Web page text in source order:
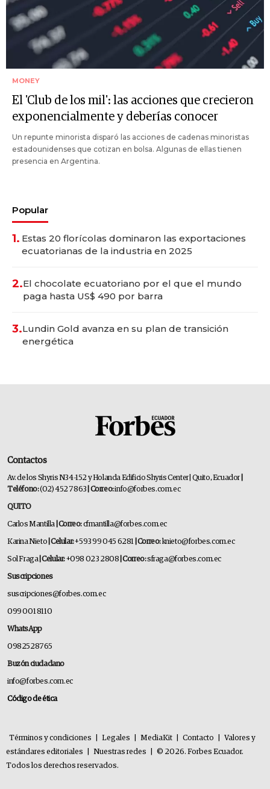
MONEY
El 'Club de los mil': las acciones que crecieron
exponencialmente y deberías conocer
Un repunte minorista disparó las acciones de cadenas minoristas
estadounidenses que cotizan en bolsa. Algunas de ellas tienen
presencia en Argentina.
Popular
1. Estas 20 florícolas dominaron las exportaciones
ecuatorianas de la industria en 2025
2.El chocolate ecuatoriano por el que el mundo
paga hasta US$ 490 por barra
3.Lundin Gold avanza en su plan de transición
energética
Contactos
Av. de los Shyris N34-152 y Holanda Edificio Shyris Center | Quito, Ecuador
Teléfono:(02) 452 7863 | Correo:info@forbes.com.ec
QUITO
Carlos Mantilla | Correo:cfmantilla@forbes.com.ec
Karina Nieto | Celular:+593 99 045 6281 | Correo:knieto@forbes.com.ec
Sol Fraga| Celular:+098 023 2808 | Correo:sfraga@forbes.com.ec
Suscripciones
suscripciones@forbes.com.ec
099 001 8110
WhatsApp
0982528765
Buzón ciudadano
info@forbes.com.ec
Código de ética
Términos y condiciones Legales MediaKit Contacto
Valores y
estándares editoriales
Nuestras redes
© 2026. Forbes Ecuador.
Todos los derechos reservados.